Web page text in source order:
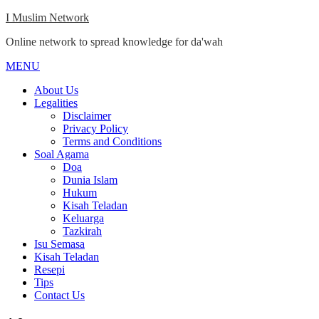
Skip
content
I Muslim Network
Online network to spread knowledge for da'wah
MENU
Menu
About Us
Legalities
Disclaimer
Privacy Policy
Terms and Conditions
Soal Agama
Doa
Dunia Islam
Hukum
Kisah Teladan
Keluarga
Tazkirah
Isu Semasa
Kisah Teladan
Resepi
Tips
Contact Us